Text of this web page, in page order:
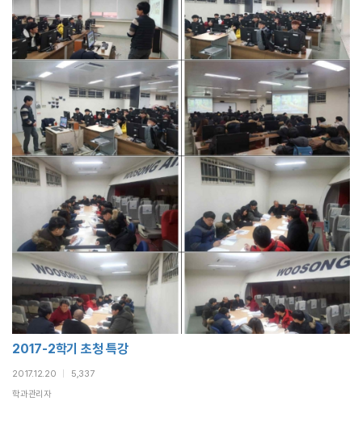
2017-2학기 초청 특강
2017.12.20
5,337
학과관리자